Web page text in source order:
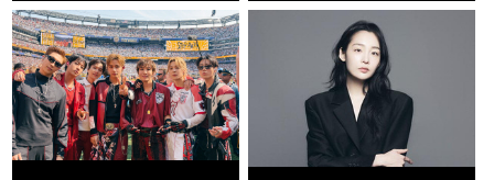
지는 ‘전쟁 속죄’